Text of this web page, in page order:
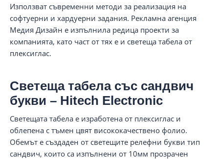
Използват съвременни методи за реализация на
софтуерни и хардуерни задания. Рекламна агенция
Медия Дизайн е изпълнила редица проекти за
компанията, като част от тях е и светеща табела от
плексиглас.
Светеща табела със сандвич
букви – Hitech Electronic
Светещата табела е изработена от плексиглас и
облепена с тъмен цвят висококачествено фолио.
Обемът е създаден от светещите релефни букви тип
сандвич, които са изпълнени от 10мм прозрачен